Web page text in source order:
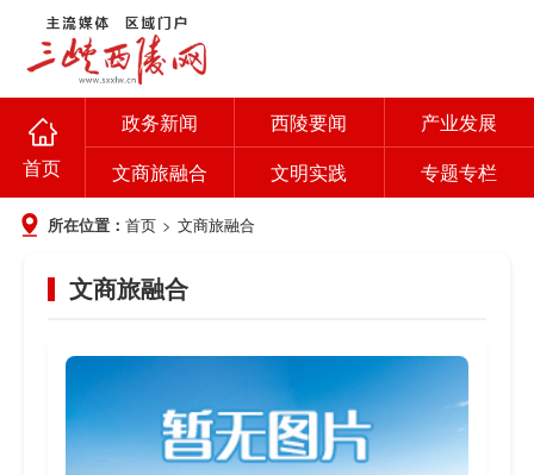
首页
政务新闻 西陵要闻
产业发展
文商旅融合
文明实践 专题专栏
所在位置： 首页 > 文商旅融合
文商旅融合